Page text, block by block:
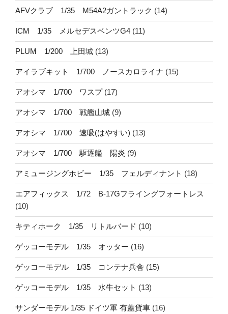
AFVクラブ 1/35 M54A2ガントラック (14)
ICM 1/35 メルセデスベンツG4 (11)
PLUM 1/200 上田城 (13)
アイラブキット 1/700 ノースカロライナ (15)
アオシマ 1/700 ワスプ(17)
アオシマ 1/700 戦艦山城 (9)
アオシマ 1/700 速吸(はやすい) (13)
アオシマ 1/700 駆逐艦 陽炎 (9)
アミュージングホビー 1/35 フェルディナント (18)
エアフィックス 1/72 B-17Gフライングフォートレス
(10)
キティホーク 1/35 リトルバード (10)
ゲッコーモデル 1/35 オッター (16)
ゲッコーモデル 1/35 コンテナ兵舎 (15)
ゲッコーモデル 1/35 水牛セット (13)
サンダーモデル 1/35 ドイツ軍 有蓋貨車 (16)